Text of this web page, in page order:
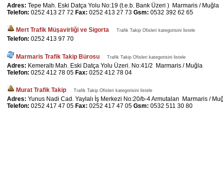
Adres: Tepe Mah. Eski Datça Yolu No:19 (t.e.b. Bank Üzeri ) Marmaris / Muğla
Telefon: 0252 413 27 72 Fax: 0252 413 27 73 Gsm: 0532 392 62 65
Mert Trafik Müşavirliği ve Sigorta Trafik Takip Ofisleri kategorisini listele
Telefon: 0252 413 97 70
Marmaris Trafik Takip Bürosu Trafik Takip Ofisleri kategorisini listele
Adres: Kemeraltı Mah. Eski Datça Yolu Üzeri. No:41/2 Marmaris / Muğla
Telefon: 0252 412 78 05 Fax: 0252 412 78 04
Murat Trafik Takip Trafik Takip Ofisleri kategorisini listele
Adres: Yunus Nadi Cad. Yaylalı İş Merkezi No:20/b-4 Armutalan Marmaris /
Telefon: 0252 417 47 05 Fax: 0252 417 47 05 Gsm: 0532 511 30 80